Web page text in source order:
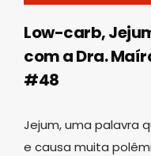
Low-carb,
com a Dra.
#48
Jejum, uma palavra
e causa muita